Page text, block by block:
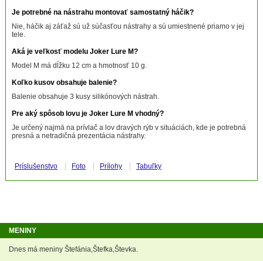
Je potrebné na nástrahu montovať samostatný háčik?
Nie, háčik aj záťaž sú už súčasťou nástrahy a sú umiestnené priamo v jej
tele.
Aká je veľkosť modelu Joker Lure M?
Model M má dĺžku 12 cm a hmotnosť 10 g.
Koľko kusov obsahuje balenie?
Balenie obsahuje 3 kusy silikónových nástrah.
Pre aký spôsob lovu je Joker Lure M vhodný?
Je určený najmä na prívlač a lov dravých rýb v situáciách, kde je potrebná
presná a netradičná prezentácia nástrahy.
Príslušenstvo Foto Prílohy Tabuľky
MENINY
Dnes má meniny Štefánia,Štefka,Števka.